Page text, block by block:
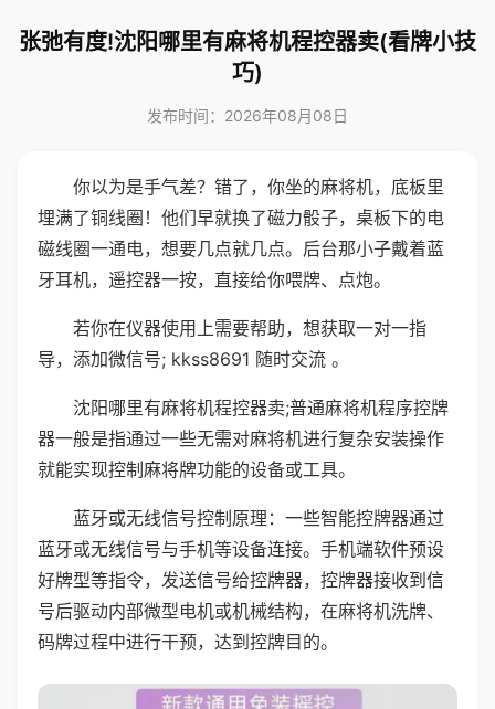
张弛有度!沈阳哪里有麻将机程控器卖(看牌小技
巧)
发布时间：2026年08月08日
你以为是手气差？错了，你坐的麻将机，底板里
埋满了铜线圈！他们早就换了磁力骰子，桌板下的电
磁线圈一通电，想要几点就几点。后台那小子戴着蓝
牙耳机，遥控器一按，直接给你喂牌、点炮。
若你在仪器使用上需要帮助，想获取一对一指
导，添加微信号; kkss8691 随时交流 。
沈阳哪里有麻将机程控器卖;普通麻将机程序控牌
器一般是指通过一些无需对麻将机进行复杂安装操作
就能实现控制麻将牌功能的设备或工具。
蓝牙或无线信号控制原理：一些智能控牌器通过
蓝牙或无线信号与手机等设备连接。手机端软件预设
好牌型等指令，发送信号给控牌器，控牌器接收到信
号后驱动内部微型电机或机械结构，在麻将机洗牌、
码牌过程中进行干预，达到控牌目的。